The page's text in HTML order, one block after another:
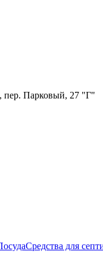
пер. Парковый, 27 "Г"
Средства для